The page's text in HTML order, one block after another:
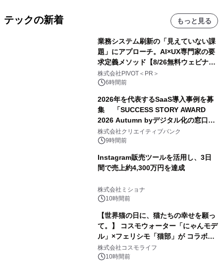
テックの新着 もっと見る
業務システム刷新の「見えていない課
題」にアプローチ。AI×UX専門家の要
求定義メソッド【8/26無料ウェビナ
ー】株式会社PIVOT
株式会社PIVOT＜PR＞
6時間前
2026年を代表するSaaS導入事例を募
集 「SUCCESS STORY AWARD
2026 Autumn byデジタル化の窓口」
開催
株式会社クリエイティブバンク
9時間前
Instagram販売ツールを活用し、3日
間で売上約4,300万円を達成
株式会社ミショナ
10時間前
【世界猫の日に、猫たちの幸せを願っ
て。】 コスモウォーター「にゃんモデ
ル」×フェリシモ「猫部」が コラボキ
ャンペーンを実施
株式会社コスモライフ
10時間前